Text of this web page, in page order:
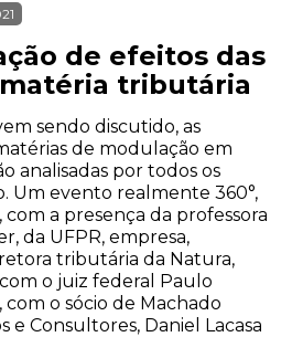
de efeitos das
tributária
sendo discutido, as
de modulação em
analisadas por todos os
Um evento realmente 360°,
a presença da professora
da UFPR, empresa,
tributária da Natura,
com o juiz federal Paulo
com o sócio de Machado
e Consultores, Daniel Lacasa